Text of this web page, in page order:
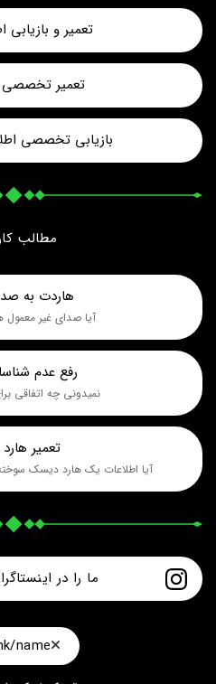
تعمیر و بازیابی
تعمیر تخصصی
بازیابی تخصصی
مطالب
هاردت به
آیا صدای غیر معمول هارد عادی است؟
رفع عدم
نمیدونی چه اتفاقی
آیا اطلاعات یک هارد دیسک
ما را در
name